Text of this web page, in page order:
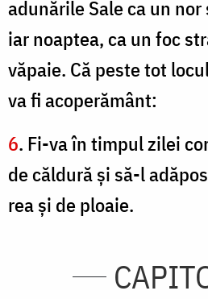
adunările Sale ca un
iar noaptea, ca un foc
văpaie. Că peste tot
va fi acoperământ:
6. Fi-va în timpul zilei
de căldură şi să-l
rea şi de ploaie.